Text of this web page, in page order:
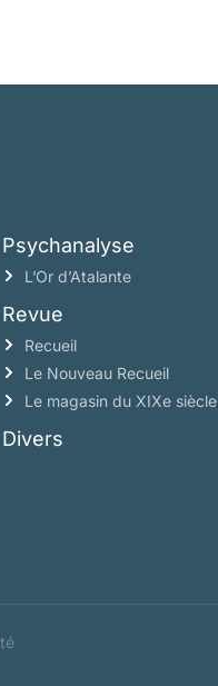
Psychanalyse
L’Or d’Atalante
Revue
Recueil
Le Nouveau Recueil
Le magasin du XIXe siècle
Divers